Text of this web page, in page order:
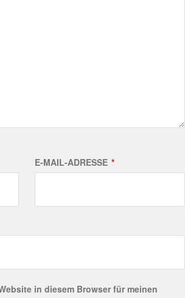
E-MAIL-ADRESSE *
in diesem Browser für meinen